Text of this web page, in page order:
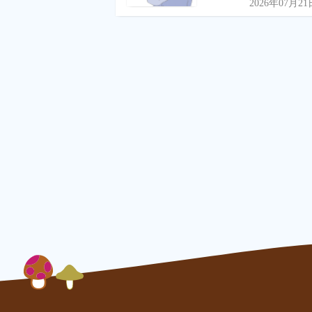
2026年07月21